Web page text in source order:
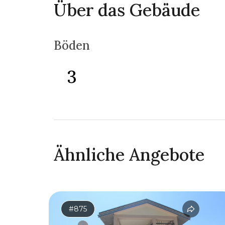
Über das Gebäude
Böden
3
Ähnliche Angebote
#875